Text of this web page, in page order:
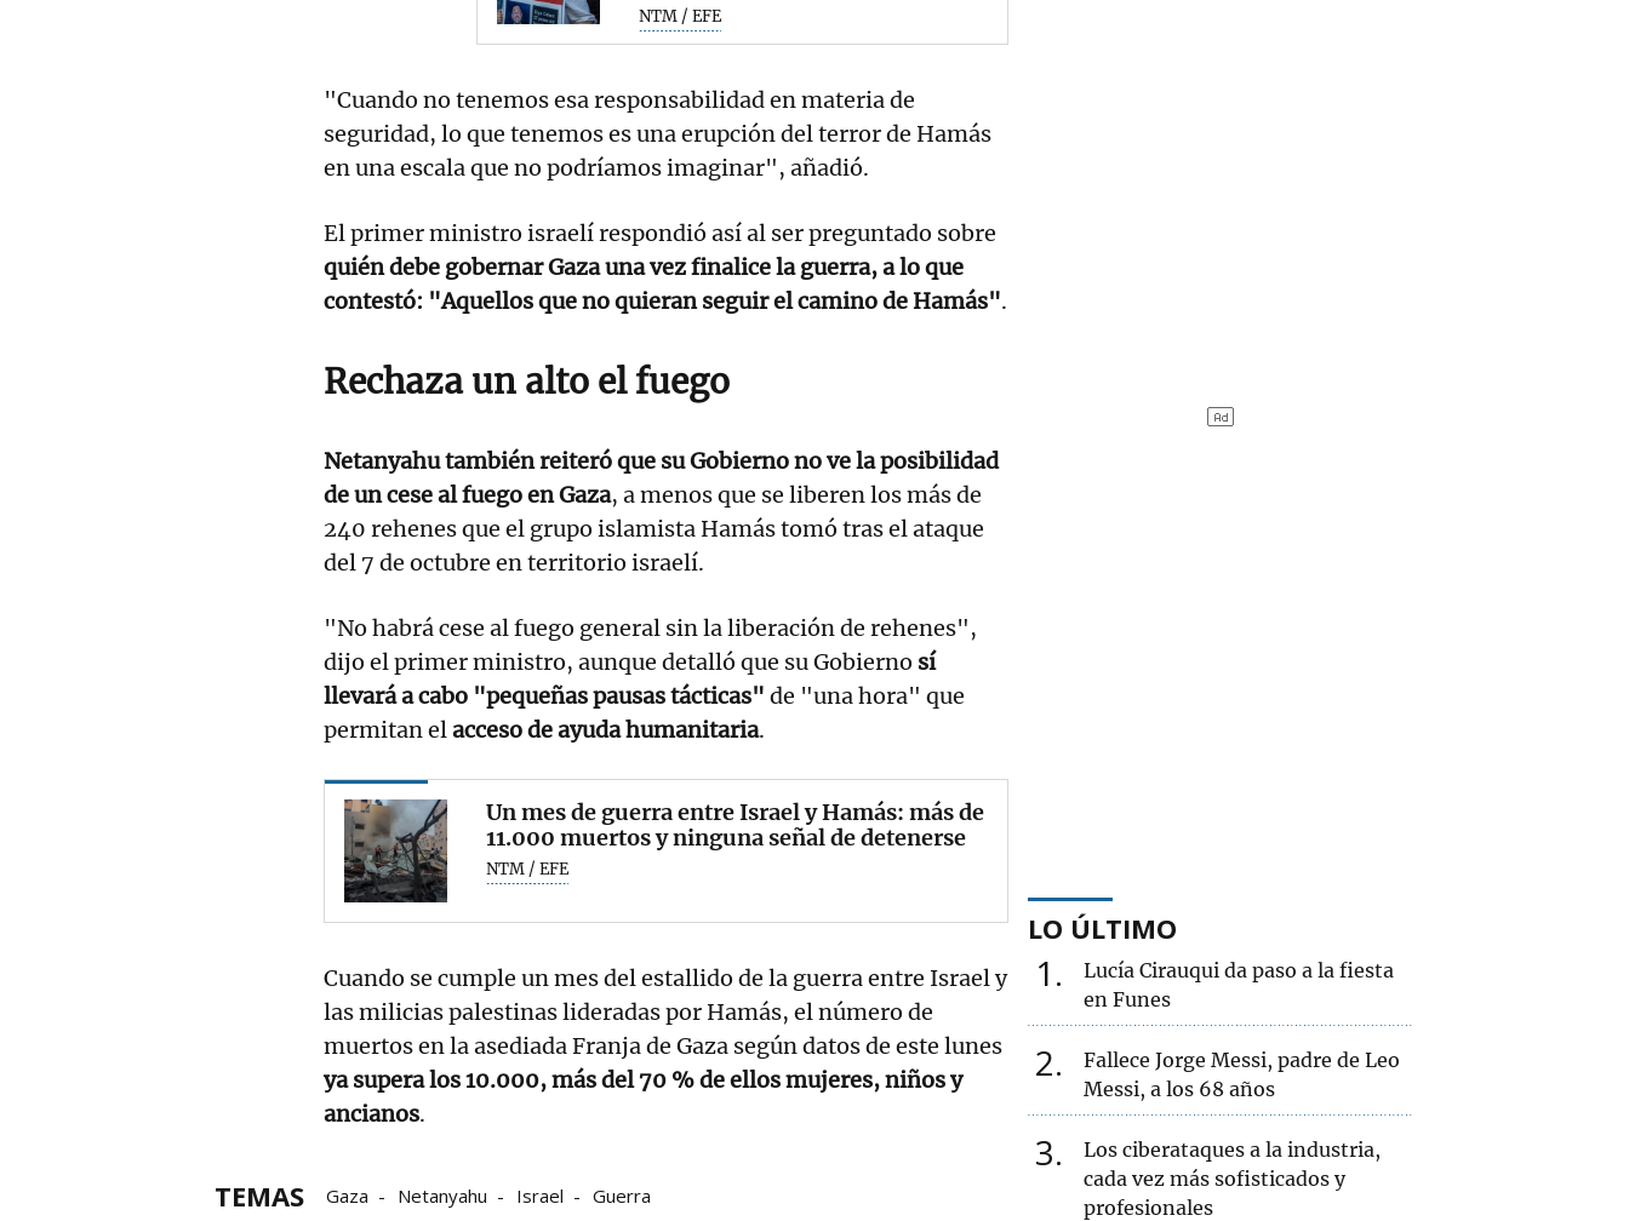
NTM / EFE
"Cuando no tenemos esa responsabilidad en materia de
seguridad, lo que tenemos es una erupción del terror de Hamás
en una escala que no podríamos imaginar", añadió.
El primer ministro israelí respondió así al ser preguntado sobre
quién debe gobernar Gaza una vez finalice la guerra, a lo que
contestó: "Aquellos que no quieran seguir el camino de Hamás".
Rechaza un alto el fuego
Netanyahu también reiteró que su Gobierno no ve la posibilidad
de un cese al fuego en Gaza, a menos que se liberen los más de
240 rehenes que el grupo islamista Hamás tomó tras el ataque
del 7 de octubre en territorio israelí.
"No habrá cese al fuego general sin la liberación de rehenes",
dijo el primer ministro, aunque detalló que su Gobierno sí
llevará a cabo "pequeñas pausas tácticas" de "una hora" que
permitan elacceso de ayuda humanitaria.
Un mes de guerra entre Israel y Hamás: más de
11.000 muertos y ninguna señal de detenerse
NTM / EFE
Cuando se cumple un mes del estallido de la guerra entre Israel y
las milicias palestinas lideradas por Hamás, el número de
muertos en la asediada Franja de Gaza según datos de este lunes
ya supera los 10.000, más del 70 % de ellos mujeres, niños y
ancianos.
TEMAS Gaza Netanyahu Israel Guerra
LO ÚLTIMO
1
Lucía Cirauqui da paso a la fiesta
en Funes
2
Fallece Jorge Messi, padre de Leo
Messi, a los 68 años
3
Los ciberataques a la industria,
cada vez más sofisticados y
profesionales